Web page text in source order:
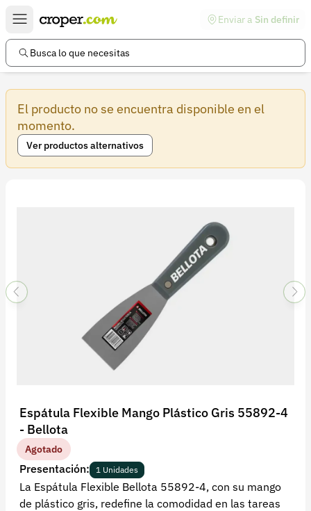
Enviar a Sin definir
Busca lo que necesitas
El producto no se encuentra disponible en el
momento.
Ver productos alternativos
Espátula Flexible Mango Plástico Gris 55892-4
- Bellota
Agotado
Presentación: 1 Unidades
La Espátula Flexible Bellota 55892-4, con su mango
de plástico gris, redefine la comodidad en las tareas
Enlaces de interés
Preguntas frecuentes
Ayuda
Información legal
Términos y condiciones
Registrarse
Recuperar contraseña
contacto@croper.com
© 2026 Croper.com Todos los derechos reservados
Versión 5.45.0
Síguenos